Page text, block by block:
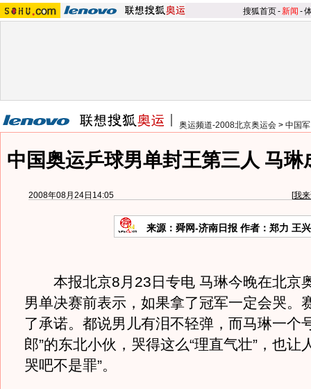
搜狐首页-新闻 -
奥运频道-2008北京奥运会 > 中国
中国奥运乒球男单封王第三人 马琳
2008年08月24日14:05 [我
来源：舜网-济南日报 作者：郑力 王
本报北京8月23日专电 马琳今晚在北京
男单决赛前表示，如果拿了冠军一定会哭。
了承诺。都说男儿有泪不轻弹，而马琳一个
郎”的东北小伙，哭得这么“理直气壮”，也让
哭吧不是罪”。